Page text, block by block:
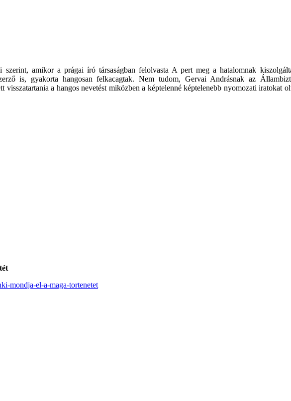
amikor a prágai író társaságban felolvasta A pert meg a hatalomnak
is, gyakorta hangosan felkacagtak. Nem tudom, Gervai Andrásnak az
visszatartania a hangos nevetést miközben a képtelenné képtelenebb nyomozati iratokat
mondja-el-a-maga-tortenetet